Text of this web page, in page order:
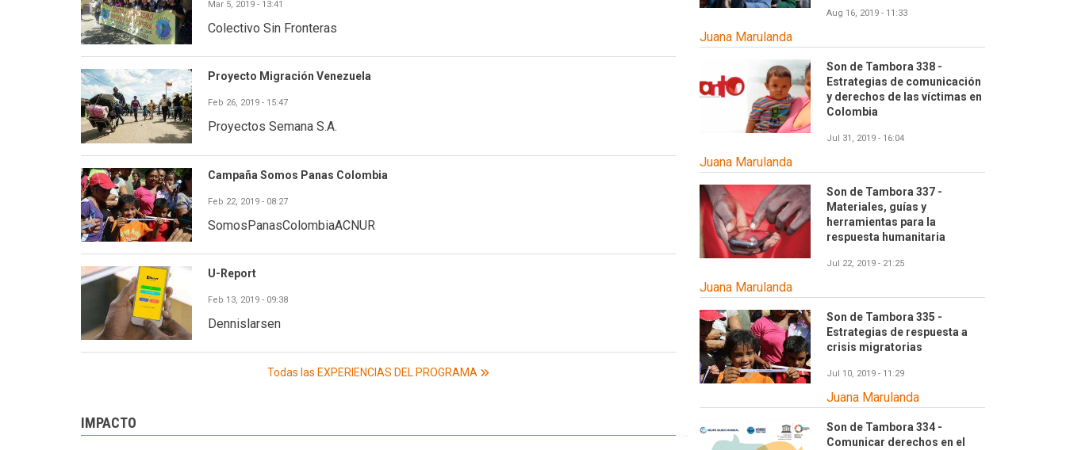
Mar 5, 2019 - 13:41
Colectivo Sin Fronteras
Proyecto Migración Venezuela
Feb 26, 2019 - 15:47
Proyectos Semana S.A.
Campaña Somos Panas Colombia
Feb 22, 2019 - 08:27
SomosPanasColombiaACNUR
U-Report
Feb 13, 2019 - 09:38
Dennislarsen
Todas las EXPERIENCIAS DEL PROGRAMA
IMPACTO
Aug 16, 2019 - 11:33
Juana Marulanda
Son de Tambora 338 -
Estrategias de comunicación
y derechos de las víctimas en
Colombia
Jul 31, 2019 - 16:04
Juana Marulanda
Son de Tambora 337 -
Materiales, guías y
herramientas para la
respuesta humanitaria
Jul 22, 2019 - 21:25
Juana Marulanda
Son de Tambora 335 -
Estrategias de respuesta a
crisis migratorias
Jul 10, 2019 - 11:29
Juana Marulanda
Son de Tambora 334 -
Comunicar derechos en el